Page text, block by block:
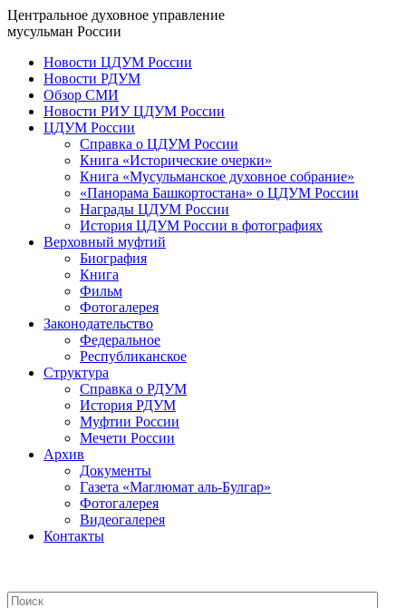
Центральное духовное управление
мусульман России
Новости ЦДУМ России
Новости РДУМ
Обзор СМИ
Новости РИУ ЦДУМ России
ЦДУМ России
Справка о ЦДУМ России
Книга «Исторические очерки»
Книга «Мусульманское духовное собрание»
«Панорама Башкортостана» о ЦДУМ России
Награды ЦДУМ России
История ЦДУМ России в фотографиях
Верховный муфтий
Биография
Книга
Фильм
Фотогалерея
Законодательство
Федеральное
Республиканское
Структура
Справка о РДУМ
История РДУМ
Муфтии России
Мечети России
Архив
Документы
Газета «Маглюмат аль-Булгар»
Фотогалерея
Видеогалерея
Контакты